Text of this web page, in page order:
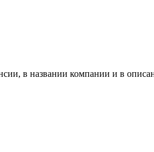
в названии компании и в